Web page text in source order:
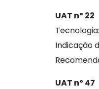
UAT nº 22
Indicação
UAT nº 47